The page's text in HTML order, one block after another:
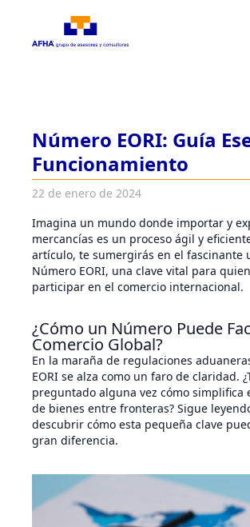
Número EORI: Guía
Funcionamiento
22 de enero de 2024
Imagina un mundo donde importar y
mercancías es un proceso ágil y
artículo, te sumergirás en el fascinante
Número EORI, una clave vital para
participar en el comercio internacional.
¿Cómo un Número Puede
Comercio Global?
En la maraña de regulaciones
EORI se alza como un faro de claridad.
preguntado alguna vez cómo simplifica
de bienes entre fronteras? Sigue
descubrir cómo esta pequeña clave
gran diferencia.